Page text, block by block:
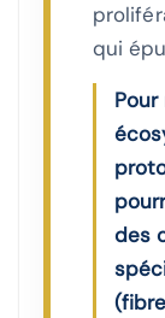
qui
des